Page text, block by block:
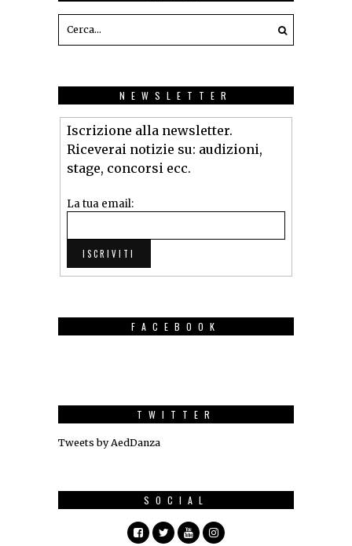
NEWSLETTER
Iscrizione alla newsletter.
Riceverai notizie su: audizioni,
stage, concorsi ecc.
La tua email:
FACEBOOK
TWITTER
Tweets by AedDanza
SOCIAL